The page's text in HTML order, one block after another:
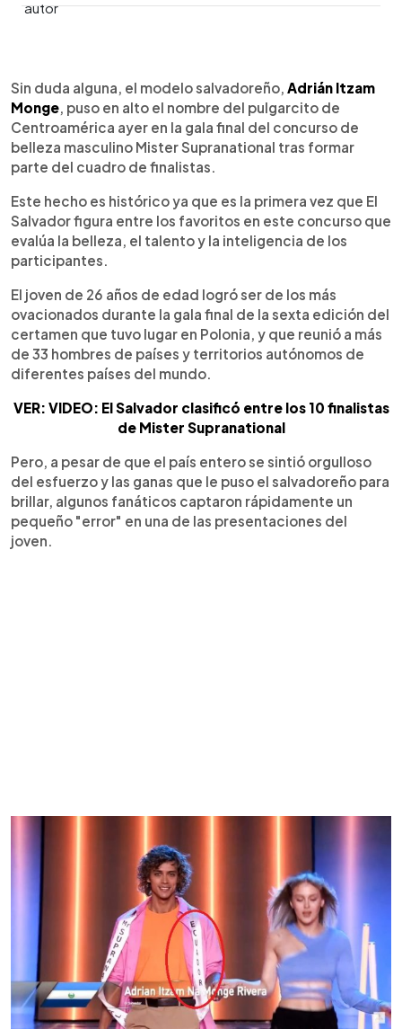
► Escuchar artículo
Sin duda alguna, el modelo salvadoreño, Adrián Itzam
Monge , puso en alto el nombre del pulgarcito de
Centroamérica ayer en la gala final del concurso de
belleza masculino Mister Supranational tras formar
parte del cuadro de finalistas.
Este hecho es histórico ya que es la primera vez que El
Salvador figura entre los favoritos en este concurso que
evalúa la belleza, el talento y la inteligencia de los
participantes.
El joven de 26 años de edad logró ser de los más
ovacionados durante la gala final de la sexta edición del
certamen que tuvo lugar en Polonia, y que reunió a más
de 33 hombres de países y territorios autónomos de
diferentes países del mundo.
VER: VIDEO: El Salvador clasificó entre los 10 finalistas
de Mister Supranational
Pero, a pesar de que el país entero se sintió orgulloso
del esfuerzo y las ganas que le puso el salvadoreño para
brillar, algunos fanáticos captaron rápidamente un
pequeño "error" en una de las presentaciones del
joven.